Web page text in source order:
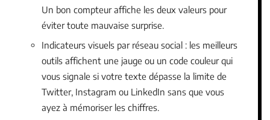
Un bon compteur affiche les deux valeurs pour
éviter toute mauvaise surprise.
Indicateurs visuels par réseau social : les meilleurs
outils affichent une jauge ou un code couleur qui
vous signale si votre texte dépasse la limite de
Twitter, Instagram ou LinkedIn sans que vous
ayez à mémoriser les chiffres.